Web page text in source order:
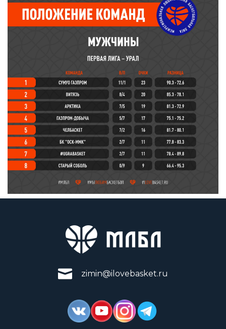
zimin@ilovebasket.ru